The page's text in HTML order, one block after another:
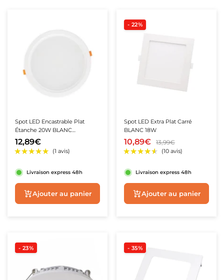
Spot LED Encastrable Plat
Étanche 20W BLANC
Transformateur Intégré
12,89€
Livraison express 48h
Aperçu rapide
- 22%
Spot LED Extra Plat Carré
BLANC 18W
10,89€ 13,99€
Livraison express 48h
Aperçu rapide
- 23% - 35%